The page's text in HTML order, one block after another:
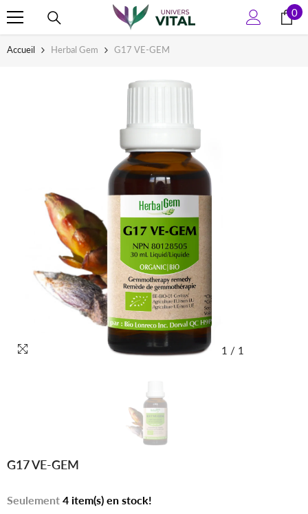
0
0
Accueil Herbal Gem G17 VE-GEM
1 / 1
G17 VE-GEM
Seulement 4 item(s) en stock!